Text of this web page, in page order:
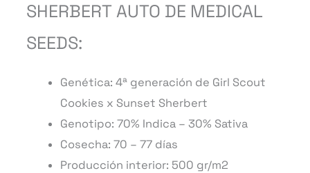
SHERBERT AUTO DE MEDICAL
SEEDS:
Genética: 4ª generación de Girl Scout
Cookies x Sunset Sherbert
Genotipo: 70% Indica – 30% Sativa
Cosecha: 70 – 77 días
Producción interior: 500 gr/m2